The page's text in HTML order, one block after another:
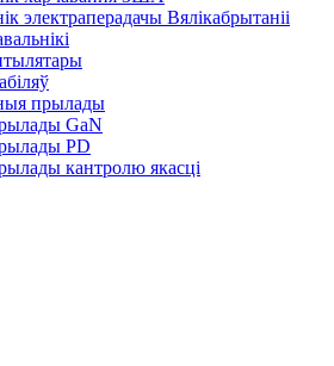
электраперадачы Вялікабрытаніі
прылады
GaN
PD
кантролю якасці